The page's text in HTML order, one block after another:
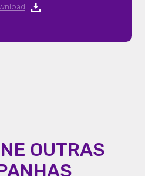
OUTRAS